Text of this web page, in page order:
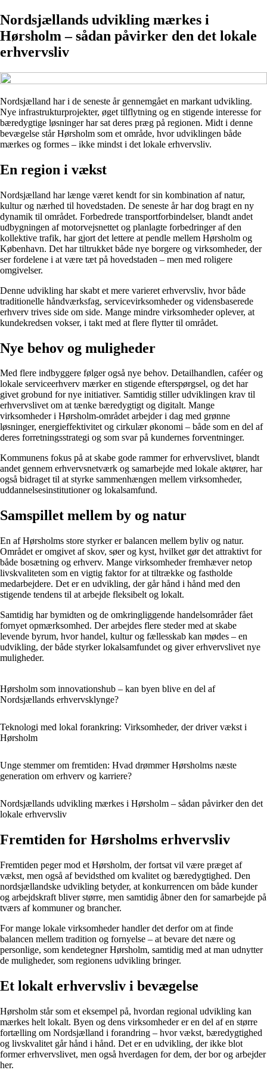
Nordsjællands udvikling mærkes i
Hørsholm – sådan påvirker den det lokale
erhvervsliv
Nordsjælland har i de seneste år gennemgået en markant udvikling.
Nye infrastrukturprojekter, øget tilflytning og en stigende interesse for
bæredygtige løsninger har sat deres præg på regionen. Midt i denne
bevægelse står Hørsholm som et område, hvor udviklingen både
mærkes og formes – ikke mindst i det lokale erhvervsliv.
En region i vækst
Nordsjælland har længe været kendt for sin kombination af natur,
kultur og nærhed til hovedstaden. De seneste år har dog bragt en ny
dynamik til området. Forbedrede transportforbindelser, blandt andet
udbygningen af motorvejsnettet og planlagte forbedringer af den
kollektive trafik, har gjort det lettere at pendle mellem Hørsholm og
København. Det har tiltrukket både nye borgere og virksomheder, der
ser fordelene i at være tæt på hovedstaden – men med roligere
omgivelser.
Denne udvikling har skabt et mere varieret erhvervsliv, hvor både
traditionelle håndværksfag, servicevirksomheder og vidensbaserede
erhverv trives side om side. Mange mindre virksomheder oplever, at
kundekredsen vokser, i takt med at flere flytter til området.
Nye behov og muligheder
Med flere indbyggere følger også nye behov. Detailhandlen, caféer og
lokale serviceerhverv mærker en stigende efterspørgsel, og det har
givet grobund for nye initiativer. Samtidig stiller udviklingen krav til
erhvervslivet om at tænke bæredygtigt og digitalt. Mange
virksomheder i Hørsholm-området arbejder i dag med grønne
løsninger, energieffektivitet og cirkulær økonomi – både som en del af
deres forretningsstrategi og som svar på kundernes forventninger.
Kommunens fokus på at skabe gode rammer for erhvervslivet, blandt
andet gennem erhvervsnetværk og samarbejde med lokale aktører, har
også bidraget til at styrke sammenhængen mellem virksomheder,
uddannelsesinstitutioner og lokalsamfund.
Samspillet mellem by og natur
En af Hørsholms store styrker er balancen mellem byliv og natur.
Området er omgivet af skov, søer og kyst, hvilket gør det attraktivt for
både bosætning og erhverv. Mange virksomheder fremhæver netop
livskvaliteten som en vigtig faktor for at tiltrække og fastholde
medarbejdere. Det er en udvikling, der går hånd i hånd med den
stigende tendens til at arbejde fleksibelt og lokalt.
Samtidig har bymidten og de omkringliggende handelsområder fået
fornyet opmærksomhed. Der arbejdes flere steder med at skabe
levende byrum, hvor handel, kultur og fællesskab kan mødes – en
udvikling, der både styrker lokalsamfundet og giver erhvervslivet nye
muligheder.
Hørsholm som innovationshub – kan byen blive en del af
Nordsjællands erhvervsklynge?
Teknologi med lokal forankring: Virksomheder, der driver vækst i
Hørsholm
Unge stemmer om fremtiden: Hvad drømmer Hørsholms næste
generation om erhverv og karriere?
Nordsjællands udvikling mærkes i Hørsholm – sådan påvirker den det
lokale erhvervsliv
Fremtiden for Hørsholms erhvervsliv
Fremtiden peger mod et Hørsholm, der fortsat vil være præget af
vækst, men også af bevidsthed om kvalitet og bæredygtighed. Den
nordsjællandske udvikling betyder, at konkurrencen om både kunder
og arbejdskraft bliver større, men samtidig åbner den for samarbejde på
tværs af kommuner og brancher.
For mange lokale virksomheder handler det derfor om at finde
balancen mellem tradition og fornyelse – at bevare det nære og
personlige, som kendetegner Hørsholm, samtidig med at man udnytter
de muligheder, som regionens udvikling bringer.
Et lokalt erhvervsliv i bevægelse
Hørsholm står som et eksempel på, hvordan regional udvikling kan
mærkes helt lokalt. Byen og dens virksomheder er en del af en større
fortælling om Nordsjælland i forandring – hvor vækst, bæredygtighed
og livskvalitet går hånd i hånd. Det er en udvikling, der ikke blot
former erhvervslivet, men også hverdagen for dem, der bor og arbejder
her.